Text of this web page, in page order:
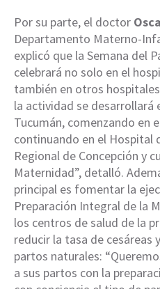
Por su parte, el doctor
Departamento Materno-
explicó que la Semana del
celebrará no solo en el
también en otros
la actividad se desarrollará
Tucumán, comenzando en
continuando en el Hospital
Regional de Concepción y
Maternidad”, detalló.
principal es fomentar la
Preparación Integral de la
los centros de salud de la
reducir la tasa de cesáreas
partos naturales:
a sus partos con la